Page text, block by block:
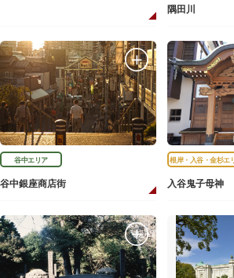
隅田川
谷中エリア
谷中銀座商店街
根岸・入谷・金杉エ
入谷鬼子母神